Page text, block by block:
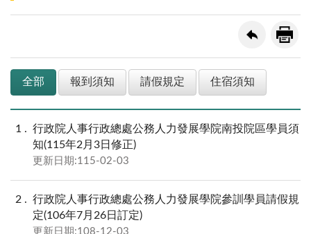
全部 報到須知 請假規定 住宿須知
1
行政院人事行政總處公務人力發展學院南投院區學員須
知(115年2月3日修正)
更新日期:115-02-03
2
行政院人事行政總處公務人力發展學院參訓學員請假規
定(106年7月26日訂定)
更新日期:108-12-03